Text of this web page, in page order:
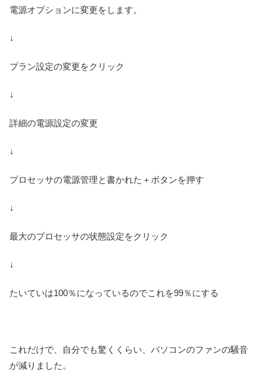
電源オプションに変更をします。
↓
プラン設定の変更をクリック
↓
詳細の電源設定の変更
↓
プロセッサの電源管理と書かれた＋ボタンを押す
↓
最大のプロセッサの状態設定をクリック
↓
たいていは100％になっているのでこれを99％にする
これだけで、自分でも驚くくらい、パソコンのファンの騒音
が減りました。